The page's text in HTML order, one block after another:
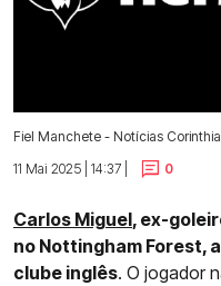
Fiel Manchete - Notícias
11 Mai 2025 | 14:37 |
0
Carlos Miguel, ex-
no Nottingham Forest,
clube inglês. O jogador